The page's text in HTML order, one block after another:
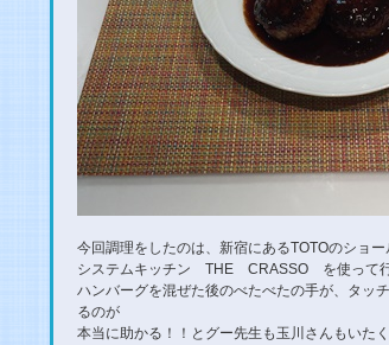
今回調理をしたのは、新宿にあるTOTOのショー
システムキッチン THE CRASSO を使って行
ハンバーグを混ぜた後のべたべたの手が、タッ
るのが
本当に助かる！！とグー先生も玉川さんもいたく